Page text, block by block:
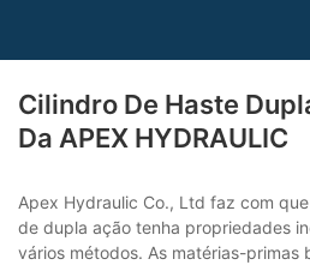
Cilindro De Haste
Da APEX HYDRAULIC
Apex Hydraulic Co., Ltd faz com
de dupla ação tenha propriedades
vários métodos. As matérias-primas